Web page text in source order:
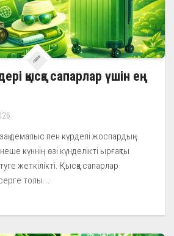
қысқа сапарлар үшін ең
демалыс пен күрделі жоспардың
күннің өзі күнделікті ырғақты
жеткілікті. Қысқа сапарлар
толы...